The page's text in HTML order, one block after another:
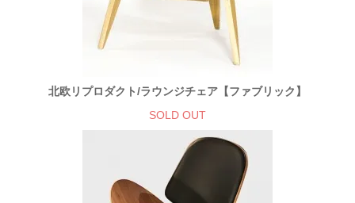
北欧リプロダクト/ラウンジチェア【ファブリック】
SOLD OUT